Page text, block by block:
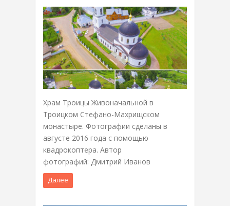
Храм Троицы Живоначальной в
Троицком Стефано-Махрищском
монастыре. Фотографии сделаны в
августе 2016 года с помощью
квадрокоптера. Автор
фотографий: Дмитрий Иванов
Далее